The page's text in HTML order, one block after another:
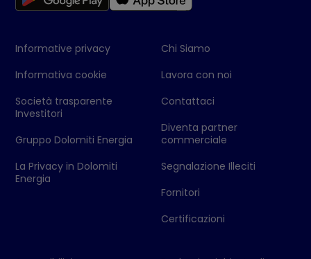
Informative privacy
Informativa cookie
Società trasparente
Investitori
Gruppo Dolomiti Energia
La Privacy in Dolomiti
Energia
Chi Siamo
Lavora con noi
Contattaci
Diventa partner
commerciale
Segnalazione Illeciti
Fornitori
Certificazioni